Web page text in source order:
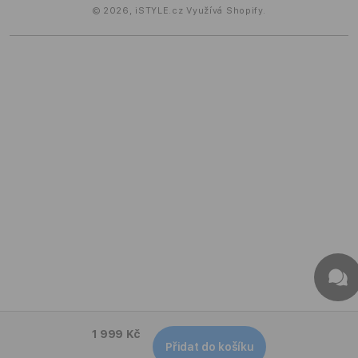
1 999 Kč
Přidat do košíku
© 2026, iSTYLE.cz Využívá Shopify.